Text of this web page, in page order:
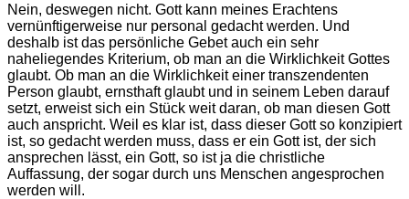
Nein, deswegen nicht. Gott kann meines Erachtens
vernünftigerweise nur personal gedacht werden. Und
deshalb ist das persönliche Gebet auch ein sehr
naheliegendes Kriterium, ob man an die Wirklichkeit Gottes
glaubt. Ob man an die Wirklichkeit einer transzendenten
Person glaubt, ernsthaft glaubt und in seinem Leben darauf
setzt, erweist sich ein Stück weit daran, ob man diesen Gott
auch anspricht. Weil es klar ist, dass dieser Gott so konzipiert
ist, so gedacht werden muss, dass er ein Gott ist, der sich
ansprechen lässt, ein Gott, so ist ja die christliche
Auffassung, der sogar durch uns Menschen angesprochen
werden will.